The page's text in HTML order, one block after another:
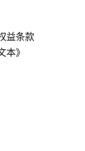
益条款
本》